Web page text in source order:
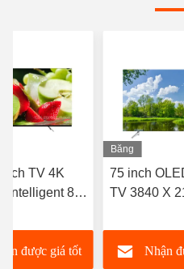
TV 4K
Intelligent 8k
được giá tốt
Băng
hình
75 inch
TV 3840 X
Nhận